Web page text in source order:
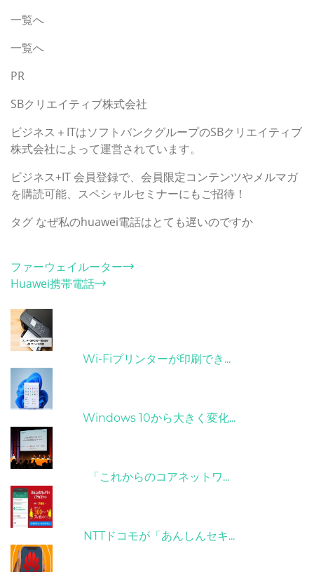
一覧へ
一覧へ
PR
SBクリエイティブ株式会社
ビジネス＋ITはソフトバンクグループのSBクリエイティブ
株式会社によって運営されています。
ビジネス+IT 会員登録で、会員限定コンテンツやメルマガ
を購読可能、スペシャルセミナーにもご招待！
タグ なぜ私のhuawei電話はとても遅いのですか
ファーウェイルーター
Huawei携帯電話
Wi-Fiプリンターが印刷でき...
Windows 10から大きく変化...
「これからのコアネットワ...
NTTドコモが「あんしんセキ...